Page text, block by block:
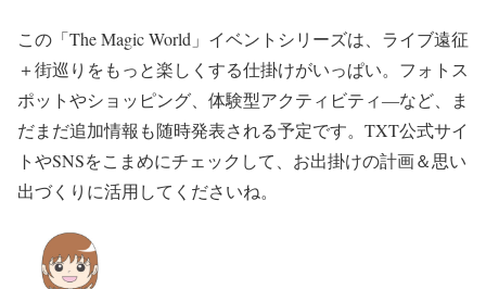
この「The Magic World」イベントシリーズは、ライブ遠征
＋街巡りをもっと楽しくする仕掛けがいっぱい。フォトス
ポットやショッピング、体験型アクティビティ―など、ま
だまだ追加情報も随時発表される予定です。TXT公式サイ
トやSNSをこまめにチェックして、お出掛けの計画＆思い
出づくりに活用してくださいね。